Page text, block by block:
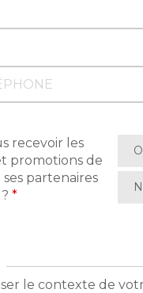
recevoir les
promotions de
partenaires
?*
le contexte de